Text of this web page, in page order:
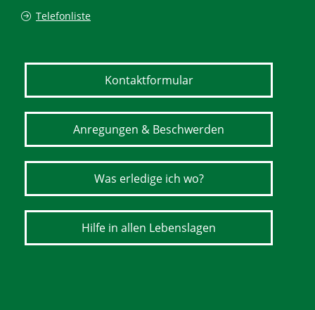
Telefonliste
Kontaktformular
Anregungen & Beschwerden
Was erledige ich wo?
Hilfe in allen Lebenslagen